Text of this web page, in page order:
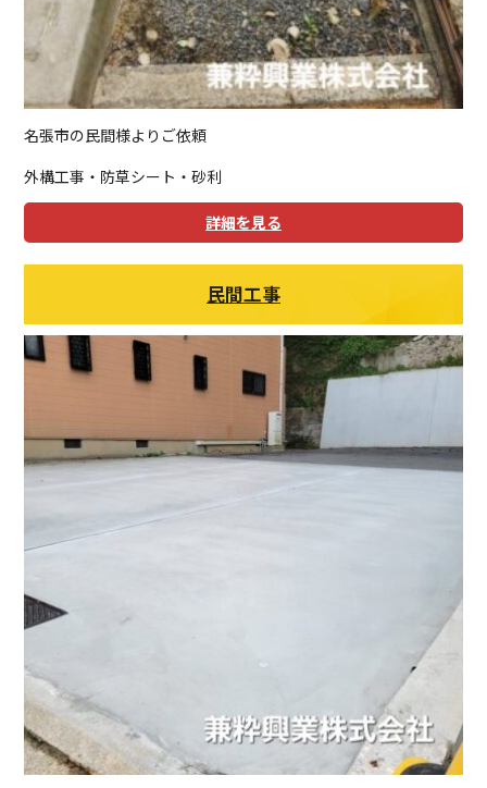
名張市の民間様よりご依頼
外構工事・防草シート・砂利
詳細を見る
民間工事